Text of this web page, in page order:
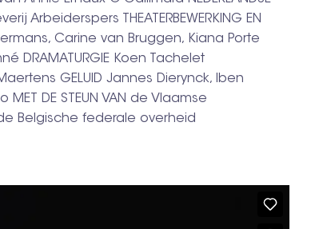
Arbeiderspers THEATERBEWERKING EN
Carine van Bruggen, Kiana Porte
DRAMATURGIE Koen Tachelet
GELUID Jannes Dierynck, Iben
MET DE STEUN VAN de Vlaamse
Belgische federale overheid